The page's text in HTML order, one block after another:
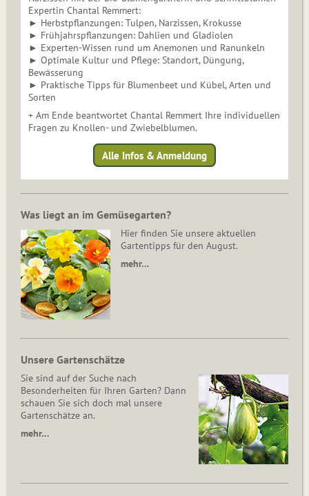
Expertin Chantal Remmert:
► Herbstpflanzungen: Tulpen, Narzissen, Krokusse
► Frühjahrspflanzungen: Dahlien und Gladiolen
► Experten-Wissen rund um Anemonen und Ranunkeln
► Optimale Kultur und Pflege: Standort, Düngung,
Bewässerung
► Praktische Tipps für Blumenbeet und Kübel, Arten und
Sorten
+ Am Ende beantwortet Chantal Remmert Ihre individuellen
Fragen zu Knollen- und Zwiebelblumen.
Alle Infos & Anmeldung
Was liegt an im Gemüsegarten?
Hier finden Sie unsere aktuellen
Gartentipps für den August.
mehr…
Unsere Gartenschätze
Sie sind auf der Suche nach
Besonderheiten für Ihren Garten? Dann
schauen Sie sich doch mal unsere
Gartenschätze an.
mehr…